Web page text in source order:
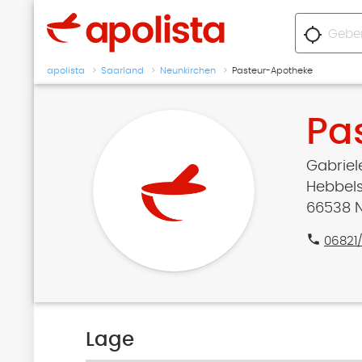
location_searching
apolista Saarland Neunkirchen Pasteur-Apotheke
66538
phone
Lage